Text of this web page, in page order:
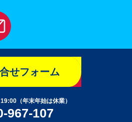
せフォーム
（年末年始は休業）
967-107